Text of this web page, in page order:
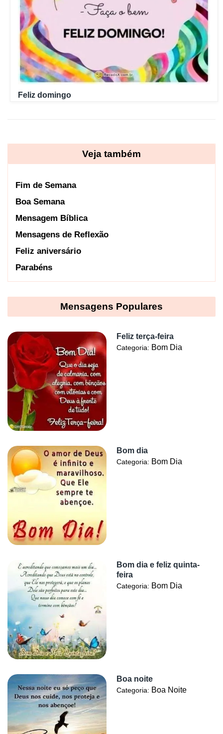
Feliz domingo
Veja também
Fim de Semana
Boa Semana
Mensagem Bíblica
Mensagens de Reflexão
Feliz aniversário
Parabéns
Mensagens Populares
Feliz terça-feira
Categoria: Bom Dia
Bom dia
Categoria: Bom Dia
Bom dia e feliz quinta-
feira
Categoria: Bom Dia
Boa noite
Categoria: Boa Noite